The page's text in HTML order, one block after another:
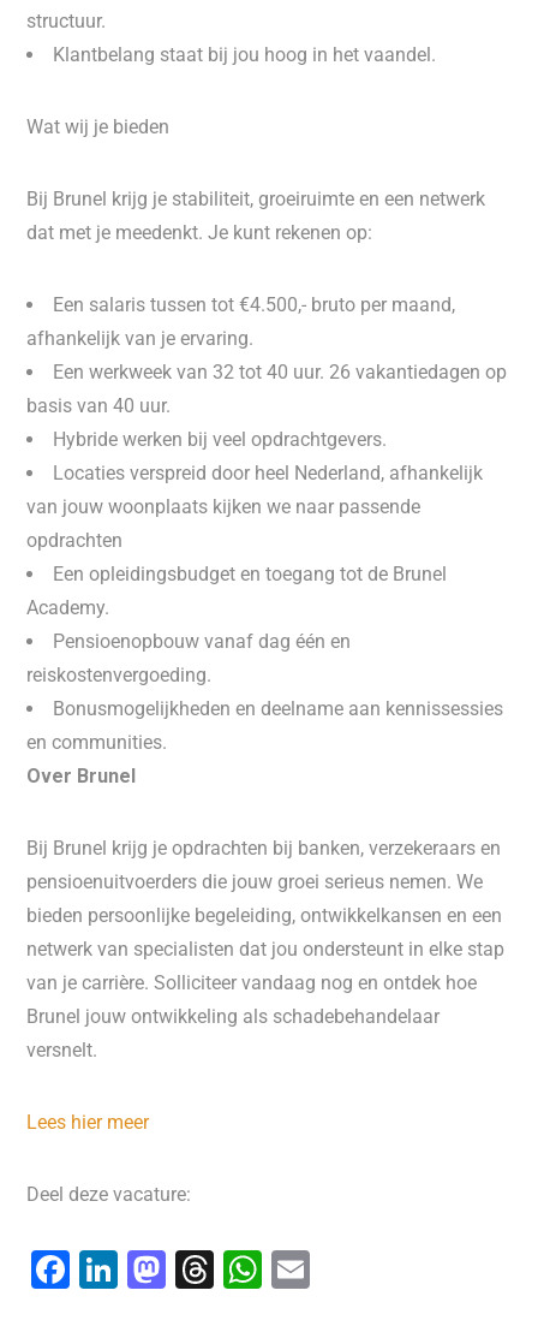
structuur.
Klantbelang staat bij jou hoog in het vaandel.
Wat wij je bieden
Bij Brunel krijg je stabiliteit, groeiruimte en een netwerk
dat met je meedenkt. Je kunt rekenen op:
Een salaris tussen tot €4.500,- bruto per maand,
afhankelijk van je ervaring.
Een werkweek van 32 tot 40 uur. 26 vakantiedagen op
basis van 40 uur.
Hybride werken bij veel opdrachtgevers.
Locaties verspreid door heel Nederland, afhankelijk
van jouw woonplaats kijken we naar passende
opdrachten
Een opleidingsbudget en toegang tot de Brunel
Academy.
Pensioenopbouw vanaf dag één en
reiskostenvergoeding.
Bonusmogelijkheden en deelname aan kennissessies
en communities.
Over Brunel
Bij Brunel krijg je opdrachten bij banken, verzekeraars en
pensioenuitvoerders die jouw groei serieus nemen. We
bieden persoonlijke begeleiding, ontwikkelkansen en een
netwerk van specialisten dat jou ondersteunt in elke stap
van je carrière. Solliciteer vandaag nog en ontdek hoe
Brunel jouw ontwikkeling als schadebehandelaar
versnelt.
Lees hier meer
Deel deze vacature:
F
Li M T
W